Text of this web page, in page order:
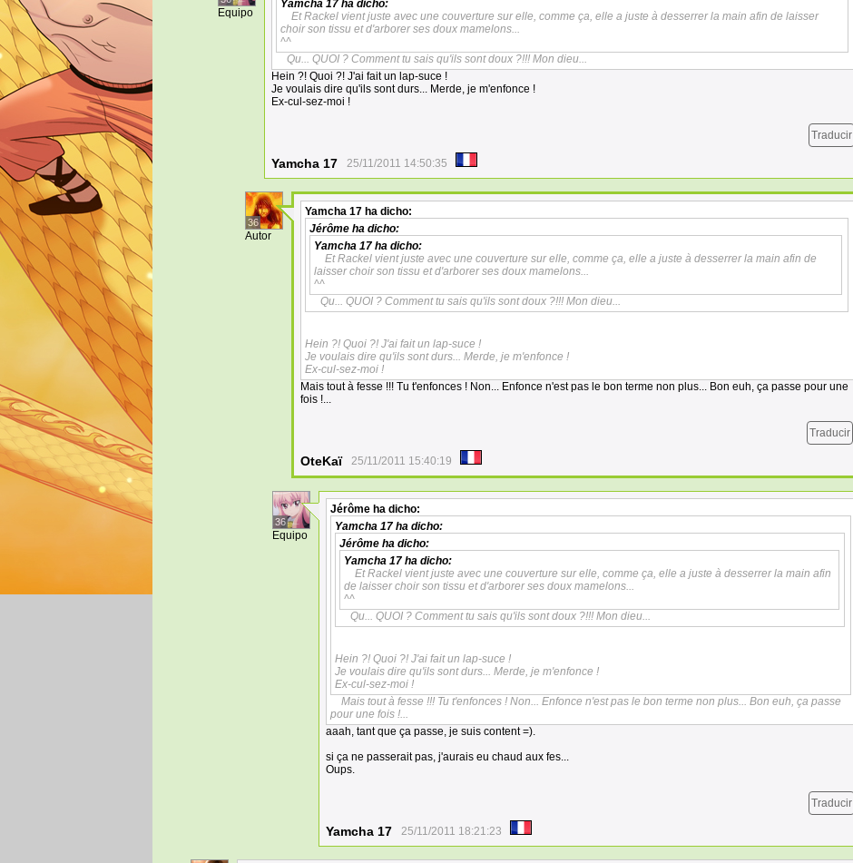
Equipo
Yamcha 17 ha dicho:
Et Rackel vient juste avec une couverture sur elle, comme ça, elle a juste à desserrer la main afin de laisser
choir son tissu et d'arborer ses doux mamelons...
^^
Qu... QUOI ? Comment tu sais qu'ils sont doux ?!!! Mon dieu...
Hein ?! Quoi ?! J'ai fait un lap-suce !
Je voulais dire qu'ils sont durs... Merde, je m'enfonce !
Ex-cul-sez-moi !
Traducir
Yamcha 17 25/11/2011 14:50:35
36
Autor
Yamcha 17 ha dicho:
Jérôme ha dicho:
Yamcha 17 ha dicho:
Et Rackel vient juste avec une couverture sur elle, comme ça, elle a juste à desserrer la main afin de
laisser choir son tissu et d'arborer ses doux mamelons...
^^
Qu... QUOI ? Comment tu sais qu'ils sont doux ?!!! Mon dieu...
Hein ?! Quoi ?! J'ai fait un lap-suce !
Je voulais dire qu'ils sont durs... Merde, je m'enfonce !
Ex-cul-sez-moi !
Mais tout à fesse !!! Tu t'enfonces ! Non... Enfonce n'est pas le bon terme non plus... Bon euh, ça passe pour une
fois !...
Traducir
OteKaï 25/11/2011 15:40:19
36
Equipo
Jérôme ha dicho:
Yamcha 17 ha dicho:
Jérôme ha dicho:
Yamcha 17 ha dicho:
Et Rackel vient juste avec une couverture sur elle, comme ça, elle a juste à desserrer la main afin
de laisser choir son tissu et d'arborer ses doux mamelons...
^^
Qu... QUOI ? Comment tu sais qu'ils sont doux ?!!! Mon dieu...
Hein ?! Quoi ?! J'ai fait un lap-suce !
Je voulais dire qu'ils sont durs... Merde, je m'enfonce !
Ex-cul-sez-moi !
Mais tout à fesse !!! Tu t'enfonces ! Non... Enfonce n'est pas le bon terme non plus... Bon euh, ça passe
pour une fois !...
aaah, tant que ça passe, je suis content =).
si ça ne passerait pas, j'aurais eu chaud aux fes...
Oups.
Traducir
Yamcha 17 25/11/2011 18:21:23